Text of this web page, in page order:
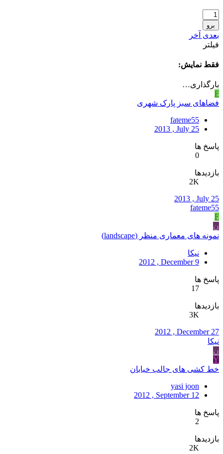
برو
بعدی آخر
فیلتر
فقط نمایش:
بارگذاری…
F
فضاهای سبز پارک شهری
fateme55
2013 , July 25
پاسخ ها
0
بازدیدها
2K
2013 , July 25
fateme55
F
ن
نمونه های معماری منظر (landscape)
نیکا
2012 , December 9
پاسخ ها
17
بازدیدها
3K
2012 , December 27
نیکا
ن
Y
خط کشی های جالب خیابان
yasi joon
2012 , September 12
پاسخ ها
2
بازدیدها
2K